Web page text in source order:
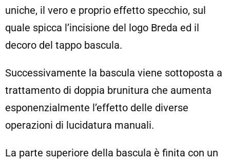
uniche, il vero e proprio effetto specchio, sul
quale spicca l’incisione del logo Breda ed il
decoro del tappo bascula.
Successivamente la bascula viene sottoposta a
trattamento di doppia brunitura che aumenta
esponenzialmente l’effetto delle diverse
operazioni di lucidatura manuali.
La parte superiore della bascula è finita con un